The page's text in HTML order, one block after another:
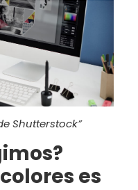
Shutterstock”
es